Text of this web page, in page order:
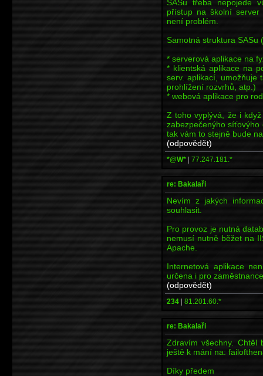
SASu třeba nepojede
přístup na školní
není problém.
Samotná struktura SASu
* serverová aplikace na
* klientská aplikace na
serv. aplikací, umožňuje
prohlížení rozvrhů, atp.)
* webová aplikace pro
Z toho vyplývá, že i
zabezpečenýho síťovýho
tak vám to stejně bude
(odpovědět)
*@W* | 77.247.181.*
re: Bakalaři
Nevím z jakých
souhlasit.
Pro provoz je nutná
nemusí nutně běžet na
Apache.
Internetová aplikace
určena i pro
(odpovědět)
234 | 81.201.60.*
re: Bakalaři
Zdravím všechny. Chtěl
ještě k mání na:
Díky předem